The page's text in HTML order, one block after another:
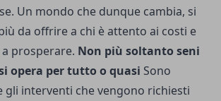
Un mondo che dunque cambia, si
da offrire a chi è attento ai costi e
prosperare. Non più soltanto seni
opera per tutto o quasi Sono
gli interventi che vengono richiesti